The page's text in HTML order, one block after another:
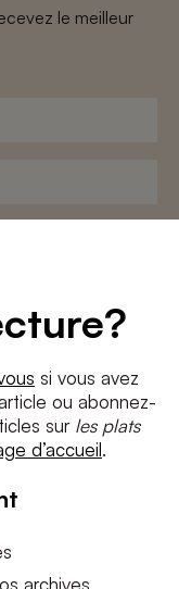
si vous avez
ou abonnez-
sur les plats
d’accueil.
archives
le meilleur
de confidentialité